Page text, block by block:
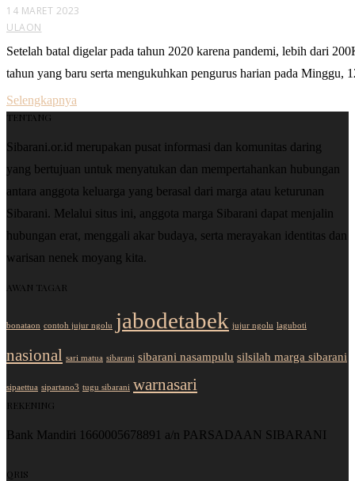
14 MARET 2023
ULAON
Setelah batal digelar pada tahun 2020 karena pandemi, lebih dari
tahun yang baru serta mengukuhkan pengurus harian pada Minggu,
Selengkapnya
TENTANG
Sibarani.or.id merupakan pusat informasi dan komunitas daring
yang bertujuan untuk menyatukan dan mempertahankan hubungan
antara anggota keluarga yang berasal dari marga atau keturunan
Sibarani. Melalui situs ini, anggota marga Sibarani dapat menjalin
hubungan erat, menggali akar budaya, serta merayakan identitas dan
warisan nenek moyang kita.
AWAN TAGAR
bonataon contoh jujur ngolu jabodetabek jujur ngolu laguboti
nasional sari matua sibarani sibarani nasampulu silsilah marga sibarani
sipaettua sipartano3 tugu sibarani warnasari
REKENING
Bank Mandiri 1660005678891 a/n PARSADAAN SIBARANI
QRIS